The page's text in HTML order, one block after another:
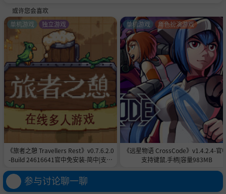
或许您会喜欢
《旅者之憩 Travellers Rest》v0.7.6.2.0
-Build 24616641官中免安装-简中|支持
单机游戏 独立游戏
《远星物语 CrossCode》v1.4.2.4-官
支持键鼠.手柄|容量983MB
单机游戏 角色扮演游戏
参与讨论聊一聊